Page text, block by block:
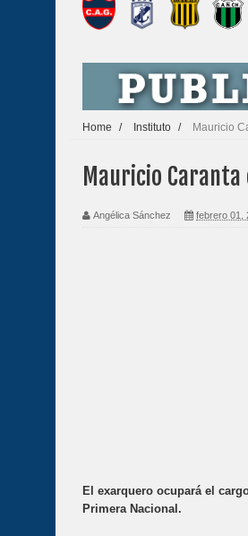
Home / Instituto / Mauricio
Mauricio
Angélica Sánchez febrero 01,
El exarquero ocupará el
Primera Nacional.